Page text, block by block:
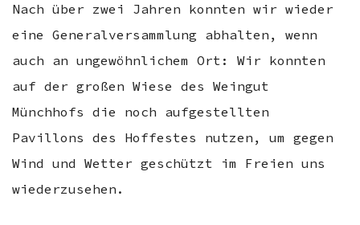
Nach über zwei Jahren konnten wir wieder
eine Generalversammlung abhalten, wenn
auch an ungewöhnlichem Ort: Wir konnten
auf der großen Wiese des Weingut
Münchhofs die noch aufgestellten
Pavillons des Hoffestes nutzen, um gegen
Wind und Wetter geschützt im Freien uns
wiederzusehen.